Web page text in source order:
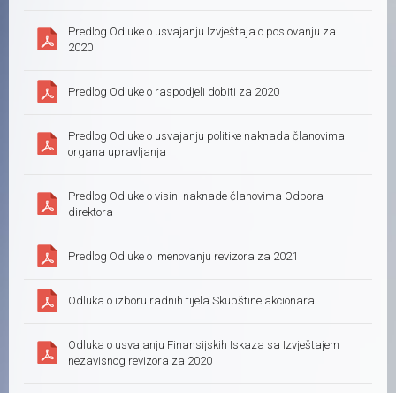
Predlog Odluke o usvajanju Izvještaja o poslovanju za
2020
Predlog Odluke o raspodjeli dobiti za 2020
Predlog Odluke o usvajanju politike naknada članovima
organa upravljanja
Predlog Odluke o visini naknade članovima Odbora
direktora
Predlog Odluke o imenovanju revizora za 2021
Odluka o izboru radnih tijela Skupštine akcionara
Odluka o usvajanju Finansijskih Iskaza sa Izvještajem
nezavisnog revizora za 2020